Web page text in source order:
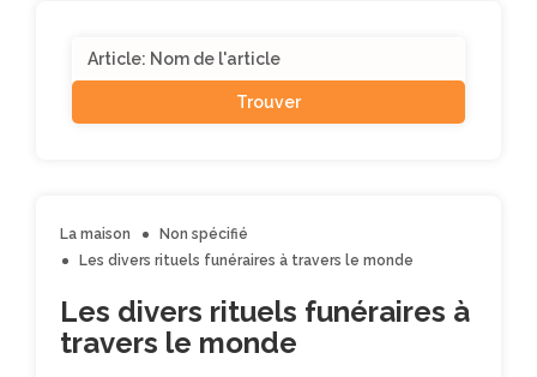
La maison
Non spécifié
Les divers rituels funéraires à travers le monde
Les divers rituels funéraires à
travers le monde
for: